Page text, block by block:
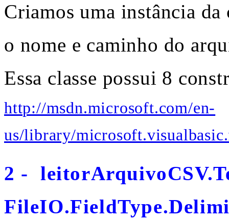
Criamos uma instância da
o nome e caminho do
Essa classe possui 8
http://msdn.microsoft.com/en-
us/library/
2 -